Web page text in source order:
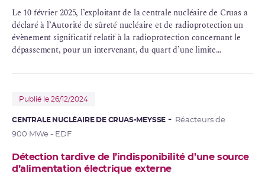
Le 10 février 2025, l’exploitant de la centrale nucléaire de Cruas a
déclaré à l’Autorité de sûreté nucléaire et de radioprotection un
évènement significatif relatif à la radioprotection concernant le
dépassement, pour un intervenant, du quart d’une limite
Publié le 26/12/2024
CENTRALE NUCLÉAIRE DE CRUAS-MEYSSE
Réacteurs de
900 MWe - EDF
Détection tardive de l’indisponibilité d’une source
d’alimentation électrique externe